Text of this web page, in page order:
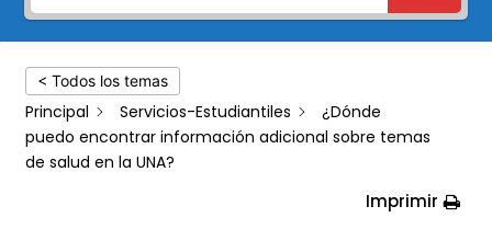
adicional
sobre
temas
de
salud
< Todos los temas
Principal Servicios-Estudiantiles
¿Dónde
puedo encontrar información adicional sobre temas
de salud en la UNA?
Imprimir